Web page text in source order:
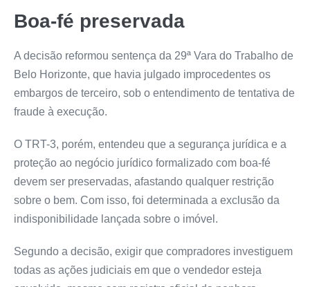
Boa-fé preservada
A decisão reformou sentença da 29ª Vara do Trabalho de
Belo Horizonte, que havia julgado improcedentes os
embargos de terceiro, sob o entendimento de tentativa de
fraude à execução.
O TRT-3, porém, entendeu que a segurança jurídica e a
proteção ao negócio jurídico formalizado com boa-fé
devem ser preservadas, afastando qualquer restrição
sobre o bem. Com isso, foi determinada a exclusão da
indisponibilidade lançada sobre o imóvel.
Segundo a decisão, exigir que compradores investiguem
todas as ações judiciais em que o vendedor esteja